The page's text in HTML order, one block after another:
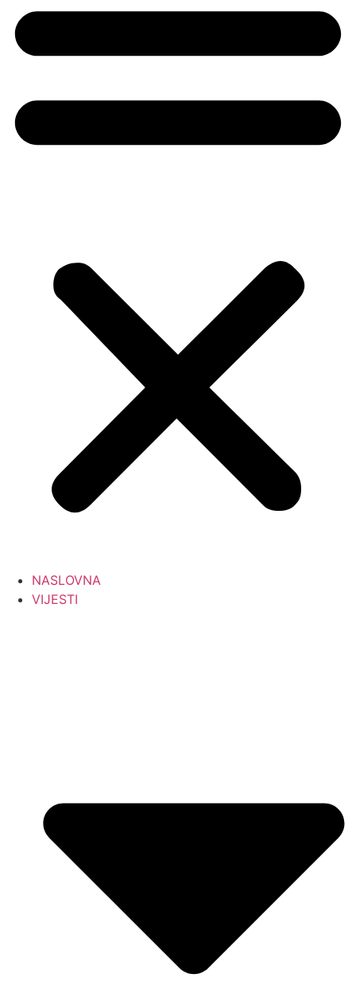
NASLOVNA
VIJESTI